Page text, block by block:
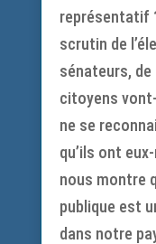
représentatif
scrutin de
sénateurs,
citoyens
ne se
qu’ils ont
nous montre
publique est
dans notre